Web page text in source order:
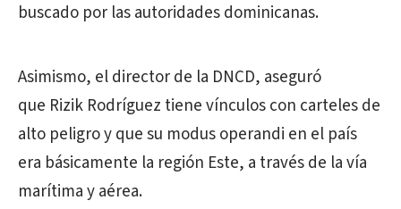
buscado por las autoridades dominicanas.
Asimismo, el director de la DNCD, aseguró
que Rizik Rodríguez tiene vínculos con carteles de
alto peligro y que su modus operandi en el país
era básicamente la región Este, a través de la vía
marítima y aérea.